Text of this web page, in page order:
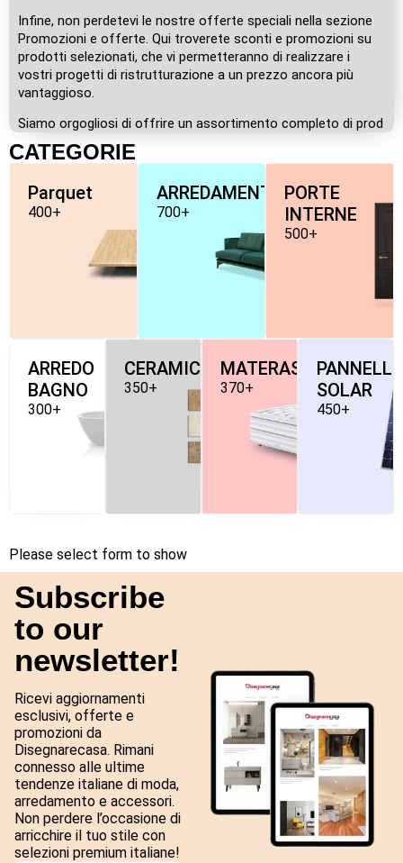
Infine, non perdetevi le nostre offerte speciali nella sezione
Promozioni e offerte. Qui troverete sconti e promozioni su
prodotti selezionati, che vi permetteranno di realizzare i
vostri progetti di ristrutturazione a un prezzo ancora più
vantaggioso.
Siamo orgogliosi di offrire un assortimento completo di prod
CATEGORIE
Parquet
400+
ARREDAMENTO
700+
PORTE
INTERNE
500+
ARREDO
BAGNO
300+
CERAMICHE
350+
MATERASSI
370+
PANNELLI-
SOLAR
450+
Please select form to show
Subscribe
to our
newsletter!
Ricevi aggiornamenti
esclusivi, offerte e
promozioni da
Disegnarecasa. Rimani
connesso alle ultime
tendenze italiane di moda,
arredamento e accessori.
Non perdere l’occasione di
arricchire il tuo stile con
selezioni premium italiane!